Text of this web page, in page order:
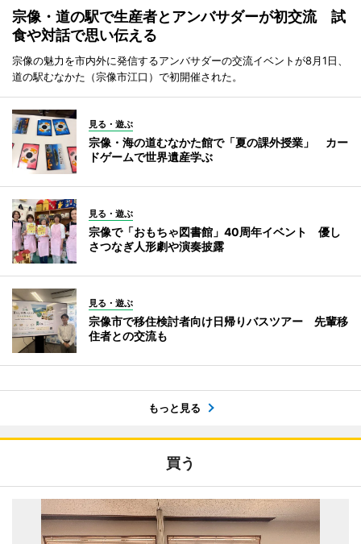
宗像・道の駅で生産者とアンバサダーが初交流 試
食や対話で思い伝える
宗像の魅力を市内外に発信するアンバサダーの交流イベントが8月1日、
道の駅むなかた（宗像市江口）で初開催された。
見る・遊ぶ
宗像・海の道むなかた館で「夏の課外授業」 カー
ドゲームで世界遺産学ぶ
見る・遊ぶ
宗像で「おもちゃ図書館」40周年イベント 優し
さつなぎ人形劇や演奏披露
見る・遊ぶ
宗像市で移住検討者向け日帰りバスツアー 先輩移
住者との交流も
もっと見る
買う